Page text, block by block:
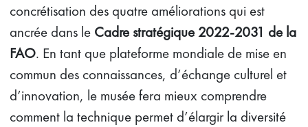
concrétisation des quatre améliorations qui est
ancrée dans le Cadre stratégique 2022-2031 de la
FAO. En tant que plateforme mondiale de mise en
commun des connaissances, d’échange culturel et
d’innovation, le musée fera mieux comprendre
comment la technique permet d’élargir la diversité